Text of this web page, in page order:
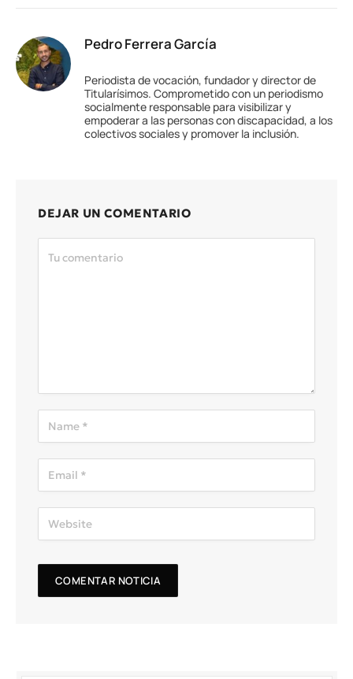
Pedro Ferrera García
Periodista de vocación, fundador y director de
Titularísimos. Comprometido con un periodismo
socialmente responsable para visibilizar y
empoderar a las personas con discapacidad, a los
colectivos sociales y promover la inclusión.
DEJAR UN COMENTARIO